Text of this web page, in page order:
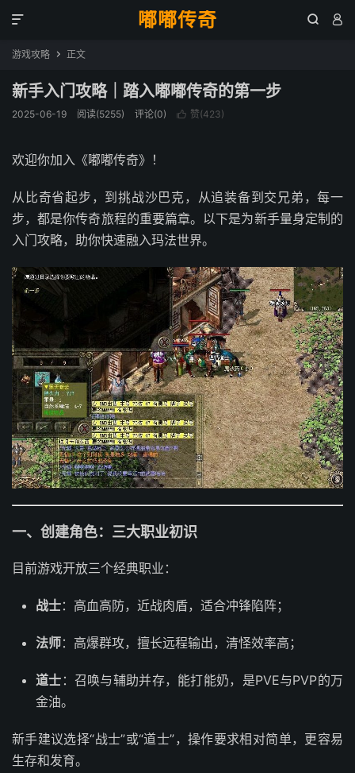
嘟嘟传奇  

游戏攻略  正文
新手入门攻略｜踏入嘟嘟传奇的第一步
2025-06-19 阅读(5255) 评论(0)  赞(423)
欢迎你加入《嘟嘟传奇》！
从比奇省起步，到挑战沙巴克，从追装备到交兄弟，每一
步，都是你传奇旅程的重要篇章。以下是为新手量身定制的
入门攻略，助你快速融入玛法世界。
一、创建角色：三大职业初识
目前游戏开放三个经典职业：
战士：高血高防，近战肉盾，适合冲锋陷阵；
法师：高爆群攻，擅长远程输出，清怪效率高；
道士 ：召唤与辅助并存，能打能奶，是PVE与PVP的万
金油。
新手建议选择“战士”或“道士”，操作要求相对简单，更容易
生存和发育。